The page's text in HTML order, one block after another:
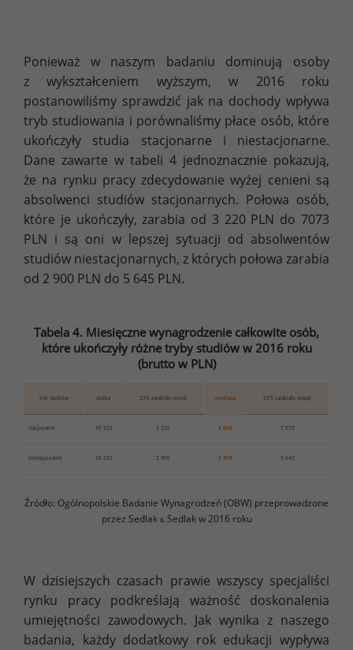
Ponieważ w naszym badaniu dominują osoby
z wykształceniem wyższym, w 2016 roku
postanowiliśmy sprawdzić jak na dochody wpływa
tryb studiowania i porównaliśmy płace osób, które
ukończyły studia stacjonarne i niestacjonarne.
Dane zawarte w tabeli 4 jednoznacznie pokazują,
że na rynku pracy zdecydowanie wyżej cenieni są
absolwenci studiów stacjonarnych. Połowa osób,
które je ukończyły, zarabia od 3 220 PLN do 7073
PLN i są oni w lepszej sytuacji od absolwentów
studiów niestacjonarnych, z których połowa zarabia
od 2 900 PLN do 5 645 PLN.
Tabela 4. Miesięczne wynagrodzenie całkowite osób,
które ukończyły różne tryby studiów w 2016 roku
(brutto w PLN)
tryb studiów próba 25% zarabiało mniej mediana 25% zarabiało więcej
stacjonarne 56 933 3 220 4 600 7 073
niestacjonarne 26 392 2 900 3 969 5 645
Źródło: Ogólnopolskie Badanie Wynagrodzeń (OBW) przeprowadzone
przez Sedlak &Sedlak w 2016 roku
W dzisiejszych czasach prawie wszyscy specjaliści
rynku pracy podkreślają ważność doskonalenia
umiejętności zawodowych. Jak wynika z naszego
badania, każdy dodatkowy rok edukacji wypływa